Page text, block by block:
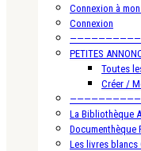
Connexion à
Connexion
PETITES
Toutes
Créer /
La Bibliothèque
Documenthèque
Les livres blancs